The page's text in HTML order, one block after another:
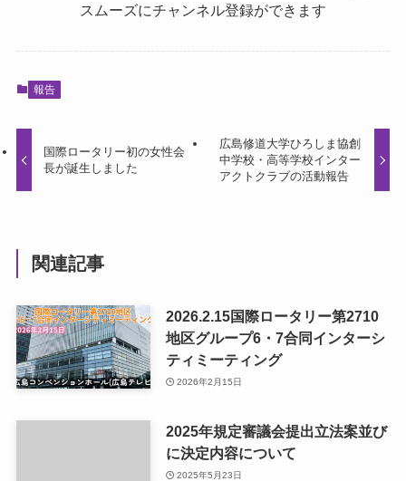
スムーズにチャンネル登録ができます
報告
国際ロータリー初の女性会
長が誕生しました
広島修道大学ひろしま協創
中学校・高等学校インター
アクトクラブの活動報告
関連記事
2026.2.15国際ロータリー第2710
地区グループ6・7合同インターシ
ティミーティング
2026年2月15日
2025年規定審議会提出立法案並び
に決定内容について
2025年5月23日